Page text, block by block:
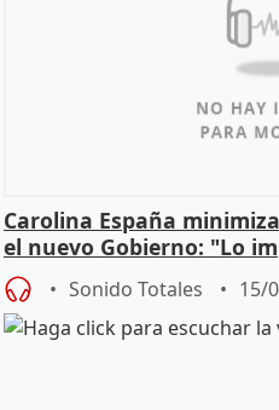
Carolina España
el nuevo Gobierno: "Lo
una leg
Sonido Totales 15/